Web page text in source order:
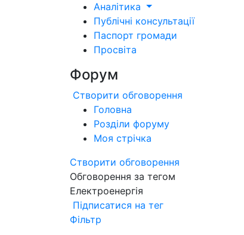
Аналітика
Публічні консультації
Паспорт громади
Просвіта
Форум
Створити обговорення
Головна
Розділи форуму
Моя стрічка
Створити обговорення
Обговорення за тегом
Електроенергія
Підписатися на тег
Фільтр